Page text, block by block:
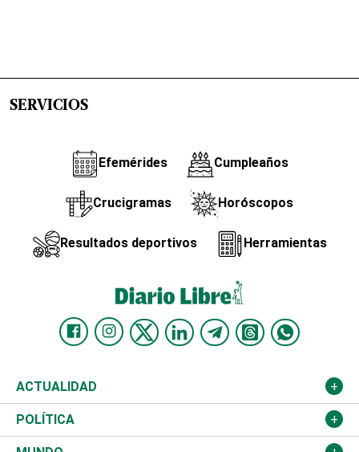
SERVICIOS
Efemérides Cumpleaños
Crucigramas Horóscopos
Resultados deportivos Herramientas
ACTUALIDAD
Nacional
POLÍTICA